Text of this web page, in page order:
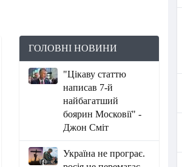
ГОЛОВНІ НОВИНИ
"Цікаву статтю
написав 7-й
найбагатший
боярин Московії" -
Джон Сміт
Україна не програє.